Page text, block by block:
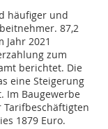
häufiger und
87,2
2021
zum
berichtet. Die
eine Steigerung
Im Baugewerbe
Tarifbeschäftigten
1879 Euro.